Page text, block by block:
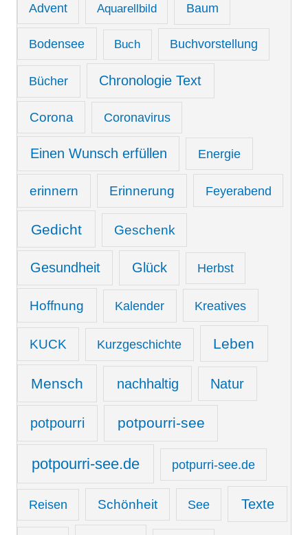
Advent Aquarellbild Baum
Bodensee Buch Buchvorstellung
Bücher Chronologie Text
Corona Coronavirus
Einen Wunsch erfüllen Energie
erinnern Erinnerung Feyerabend
Gedicht Geschenk
Gesundheit Glück Herbst
Hoffnung Kalender Kreatives
KUCK Kurzgeschichte Leben
Mensch nachhaltig Natur
potpourri potpourri-see
potpourri-see.de potpurri-see.de
Reisen Schönheit See Texte